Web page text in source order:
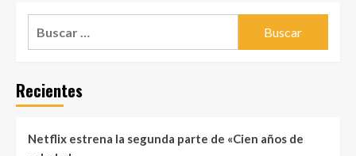
Recientes
Netflix estrena la segunda parte de «Cien años de